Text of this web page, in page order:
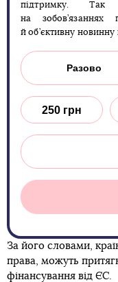
підтримку.
на зобов’язаннях
й об’єктивну новинну
Разово
250 грн
За його словами,
права, можуть
фінансування від ЄС.